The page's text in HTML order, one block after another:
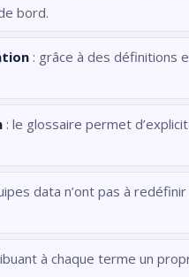
bord.
: grâce à des définitions
: le glossaire permet
data n’ont pas à
à chaque terme un